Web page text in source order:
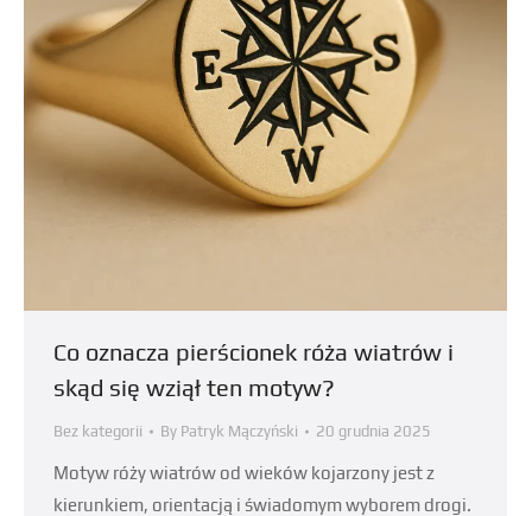
Co oznacza pierścionek róża wiatrów i
skąd się wziął ten motyw?
Bez kategorii By Patryk Mączyński 20 grudnia 2025
Motyw róży wiatrów od wieków kojarzony jest z
kierunkiem, orientacją i świadomym wyborem drogi.